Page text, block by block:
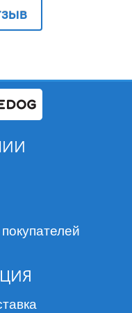
кроме собак!
в период
и препарат
определяет
Цельсия.
дозе 2-4 мг/кг.